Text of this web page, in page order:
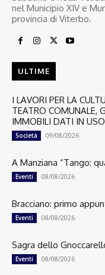
nel Municipio XIV e
provincia di Viterbo.
ULTIME
I LAVORI PER LA
TEATRO COMUNALE,
IMMOBILI DATI IN
Società 09/08/2026
A Manziana “Tango:
Eventi 08/08/2026
Bracciano: primo
Eventi 08/08/2026
Sagra dello
Eventi 08/08/2026